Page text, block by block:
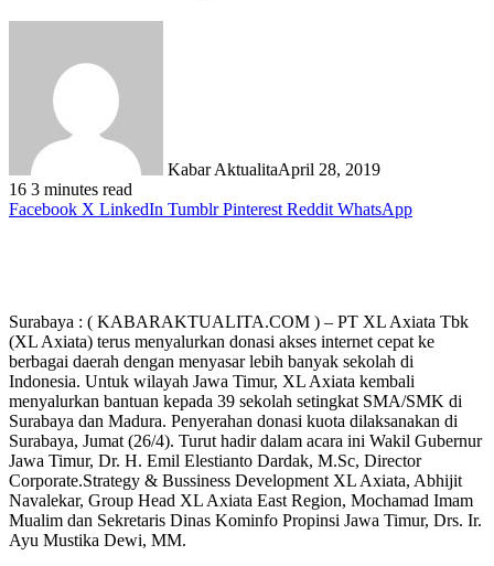
Kabar AktualitaApril 28, 2019
16 3 minutes read
Facebook X LinkedIn Tumblr Pinterest Reddit WhatsApp
Surabaya : ( KABARAKTUALITA.COM ) – PT XL Axiata Tbk
(XL Axiata) terus menyalurkan donasi akses internet cepat ke
berbagai daerah dengan menyasar lebih banyak sekolah di
Indonesia. Untuk wilayah Jawa Timur, XL Axiata kembali
menyalurkan bantuan kepada 39 sekolah setingkat SMA/SMK di
Surabaya dan Madura. Penyerahan donasi kuota dilaksanakan di
Surabaya, Jumat (26/4). Turut hadir dalam acara ini Wakil Gubernur
Jawa Timur, Dr. H. Emil Elestianto Dardak, M.Sc, Director
Corporate.Strategy & Bussiness Development XL Axiata, Abhijit
Navalekar, Group Head XL Axiata East Region, Mochamad Imam
Mualim dan Sekretaris Dinas Kominfo Propinsi Jawa Timur, Drs. Ir.
Ayu Mustika Dewi, MM.